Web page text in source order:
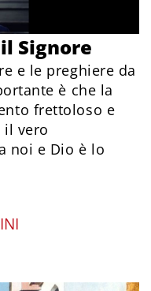
Signore
e le preghiere da
è che la
frettoloso e
il vero
noi e Dio è lo